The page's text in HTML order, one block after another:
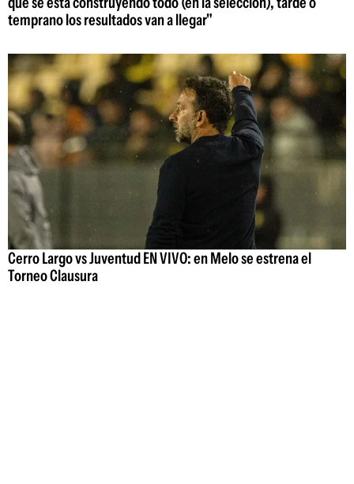
temprano los resultados van a llegar"
Cerro Largo vs Juventud EN VIVO: en Melo se estrena el
Torneo Clausura